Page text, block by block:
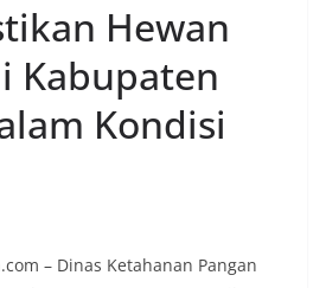
Hewan
Kabupaten
Kondisi
– Dinas Ketahanan Pangan